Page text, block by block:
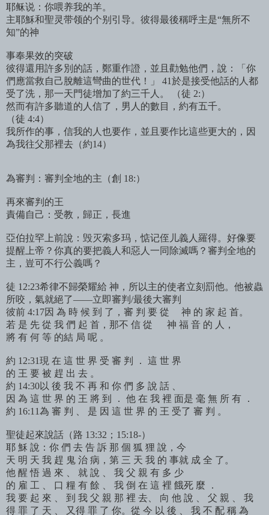
耶稣说：你喂养我的羊。
主耶穌和聖灵带领的个别引导。彼得最後稱呼主是“無所不
知”的神
事奉果效的突破
彼得還用許多別的話，鄭重作證，並且勸勉他們，說：「你
們應當救自己脫離這彎曲的世代！」 41於是接受他話的人都
受了洗，那一天門徒增加了約三千人。 （徒 2:）
然而有許多聽道的人信了，男人的數目，約有五千。
（徒 4:4）
我所作的事，信我的人也要作，並且要作比這些更大的，因
為我往父那裡去（約14）
為審判：審判全地的主（創 18:）
再來審判的王
責備自己：受教，歸正，長進
亞伯拉罕上前說：毁灭索多玛，惦记侄儿義人羅得。好像要
提醒上帝？你真的要把義人和惡人一同除滅嗎？審判全地的
主，豈可不行公義嗎？
徒 12:23希律不歸榮耀給 神，所以主的使者立刻罰他。他被蟲
所咬，氣就絕了——立即審判/最後大審判
彼前 4:17因 為 時 候 到 了，審 判 要 從 神 的 家 起 首。
若 是 先 從 我 們 起 首，那不 信 從 神 福 音 的 人，
將 有 何 等 的結 局 呢 。
約 12:31現 在 這 世 界 受 審 判 ． 這 世 界
的 王 要 被 趕 出 去 。
約 14:30以 後 我 不 再 和 你 們 多 說 話 、
因 為 這 世 界 的 王 將 到 ． 他 在 我 裡 面是 毫 無 所 有 ．
約 16:11為 審 判 、 是 因 這 世 界 的 王 受了 審 判 。
聖徒起來說話（路 13:32；15:18-）
耶 穌 說：你 們 去 告 訴 那 個 狐 狸 說，今
天 明 天 我 趕 鬼 治 病，第 三 天 我 的 事就 成 全 了。
他 醒 悟 過 來 、 就 說 、 我 父 親 有 多 少
的 雇 工 、 口 糧 有 餘 、 我 倒 在 這 裡 餓死 麼 ．
我 要 起 來 、 到 我 父 親 那 裡 去、 向 他 說 、 父 親 、 我
得 罪 了 天 、 又得 罪 了 你。從 今 以 後 、 我 不 配 稱 為